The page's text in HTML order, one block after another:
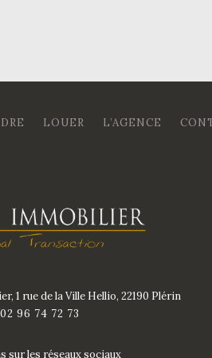
LOUER L’AGENCE
1 rue de la Ville Hellio, 22190 Plérin
02 96 74 72 73
sur les réseaux sociaux